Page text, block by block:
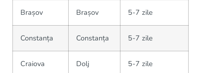
Brașov Brașov 5-7 zile
Constanța Constanța 5-7 zile
Craiova Dolj 5-7 zile